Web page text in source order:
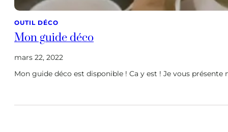
OUTIL DÉCO
Mon guide déco
mars 22, 2022
Mon guide déco est disponible ! Ca y est ! Je vous